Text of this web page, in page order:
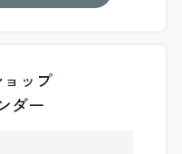
ップ
ダー